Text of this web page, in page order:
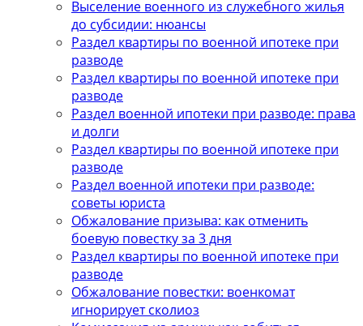
Выселение военного из служебного жилья
до субсидии: нюансы
Раздел квартиры по военной ипотеке при
разводе
Раздел квартиры по военной ипотеке при
разводе
Раздел военной ипотеки при разводе: права
и долги
Раздел квартиры по военной ипотеке при
разводе
Раздел военной ипотеки при разводе:
советы юриста
Обжалование призыва: как отменить
боевую повестку за 3 дня
Раздел квартиры по военной ипотеке при
разводе
Обжалование повестки: военкомат
игнорирует сколиоз